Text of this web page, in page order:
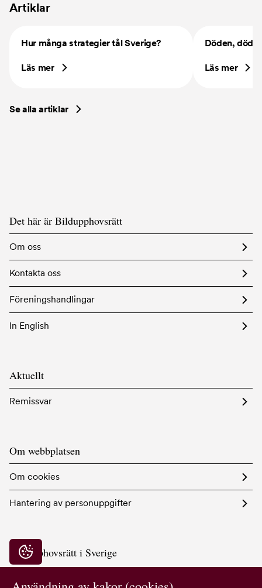
Artiklar
Hur många strategier tål Sverige?
Hur många strategier tål Sverige?
Döden,
Döden,
Se alla artiklar
Det här är Bildupphovsrätt
Om oss
Kontakta oss
Föreningshandlingar
In English
Aktuellt
Remissvar
Om webbplatsen
Om cookies
Hantering av personuppgifter
Bildupphovsrätt i Sverige
Hornsgatan 103
117 28 Stockholm
Integritetsinställningar